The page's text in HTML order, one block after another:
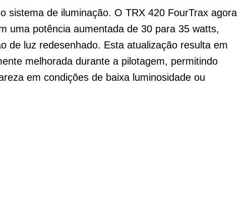
sistema de iluminação. O TRX 420 FourTrax agora
uma potência aumentada de 30 para 35 watts,
de luz redesenhado. Esta atualização resulta em
melhorada durante a pilotagem, permitindo
em condições de baixa luminosidade ou